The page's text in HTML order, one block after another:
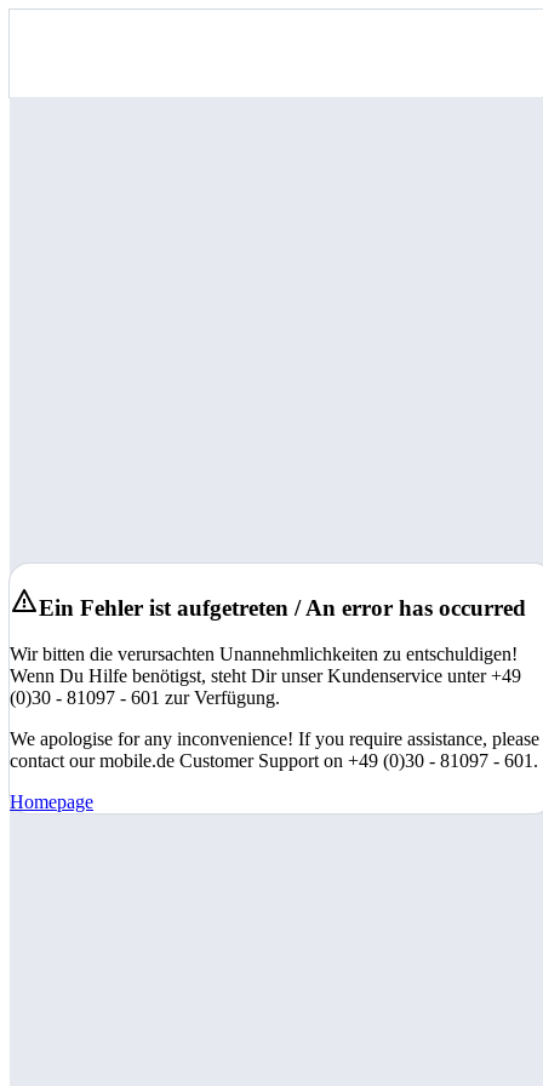
Ein Fehler ist aufgetreten / An error has occurred
Wir bitten die verursachten Unannehmlichkeiten zu entschuldigen!
Wenn Du Hilfe benötigst, steht Dir unser Kundenservice unter +49
(0)30 - 81097 - 601 zur Verfügung.
We apologise for any inconvenience! If you require assistance, please
contact our mobile.de Customer Support on +49 (0)30 - 81097 - 601.
Homepage